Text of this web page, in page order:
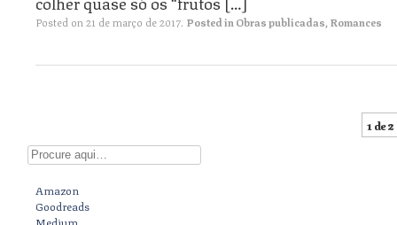
Posted on21 de março de 2017. Posted inObras publicadas,Romances
1 de 2
Digite aqui
Amazon
Goodreads
Medium